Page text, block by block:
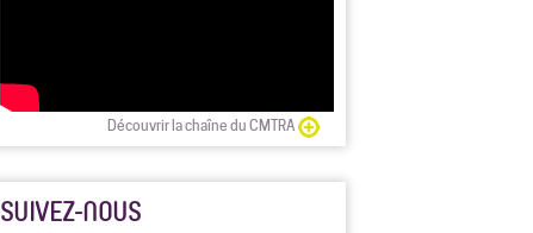
Découvrir la chaîne du CMTRA
SUIVEZ-NOUS